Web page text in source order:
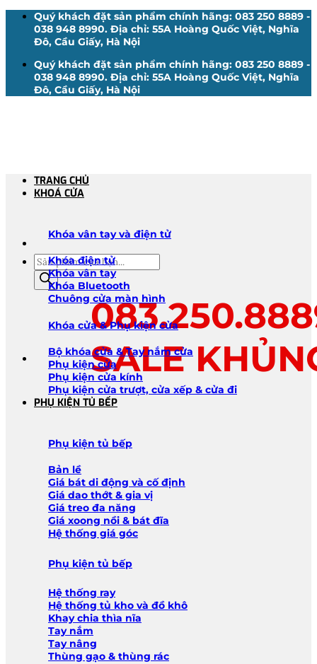
Quý khách đặt sản phẩm chính hãng: 083 250 8889 -
038 948 8990. Địa chỉ: 55A Hoàng Quốc Việt, Nghĩa
Đô, Cầu Giấy, Hà Nội
Quý khách đặt sản phẩm chính hãng: 083 250 8889 -
038 948 8990. Địa chỉ: 55A Hoàng Quốc Việt, Nghĩa
Đô, Cầu Giấy, Hà Nội
Tìm
kiếm
sản
phẩm
SALE
TRANG CHỦ
KHOÁ CỬA
Khóa vân tay và điện tử
Khóa điện tử
Khóa vân tay
Khóa Bluetooth
Chuông cửa màn hình
Khóa cửa & Phụ kiện cửa
Bộ khóa cửa & Tay nắm cửa
Phụ kiện cửa
Phụ kiện cửa kính
Phụ kiện cửa trượt, cửa xếp & cửa đi
PHỤ KIỆN TỦ BẾP
Phụ kiện tủ bếp
Bản lề
Giá bát di động và cố định
Giá dao thớt & gia vị
Giá treo đa năng
Giá xoong nồi & bát đĩa
Hệ thống giá góc
Phụ kiện tủ bếp
Hệ thống ray
Hệ thống tủ kho và đồ khô
Khay chia thìa nĩa
Tay nắm
Tay nâng
Thùng gạo & thùng rác